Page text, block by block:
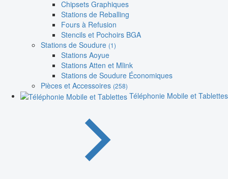
Chipsets Graphiques
Stations de Reballing
Fours à Refusion
Stencils et Pochoirs BGA
Stations de Soudure (1)
Stations Aoyue
Stations Atten et Mlink
Stations de Soudure Économiques
Pièces et Accessoires (258)
Téléphonie Mobile et Tablettes